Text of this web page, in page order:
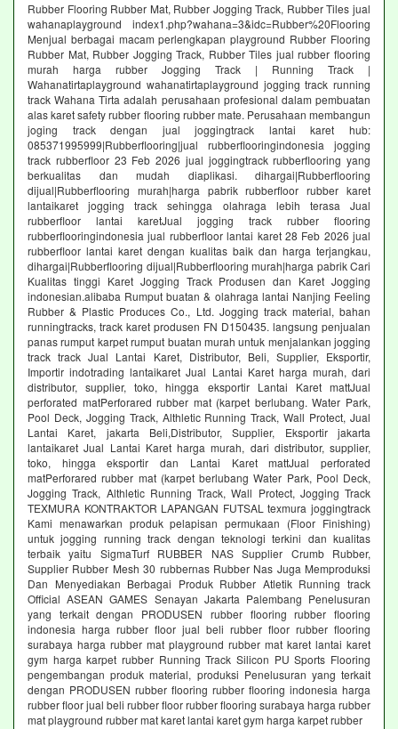
Rubber Flooring Rubber Mat, Rubber Jogging Track, Rubber Tiles jual
wahanaplayground index1.php?wahana=3&idc=Rubber%20Flooring
Menjual berbagai macam perlengkapan playground Rubber Flooring
Rubber Mat, Rubber Jogging Track, Rubber Tiles jual rubber flooring
murah harga rubber Jogging Track | Running Track |
Wahanatirtaplayground wahanatirtaplayground jogging track running
track Wahana Tirta adalah perusahaan profesional dalam pembuatan
alas karet safety rubber flooring rubber mate. Perusahaan membangun
joging track dengan jual joggingtrack lantai karet hub:
085371995999|Rubberflooring|jual rubberflooringindonesia jogging
track rubberfloor 23 Feb 2026 jual joggingtrack rubberflooring yang
berkualitas dan mudah diaplikasi. dihargai|Rubberflooring
dijual|Rubberflooring murah|harga pabrik rubberfloor rubber karet
lantaikaret jogging track sehingga olahraga lebih terasa Jual
rubberfloor lantai karetJual jogging track rubber flooring
rubberflooringindonesia jual rubberfloor lantai karet 28 Feb 2026 jual
rubberfloor lantai karet dengan kualitas baik dan harga terjangkau,
dihargai|Rubberflooring dijual|Rubberflooring murah|harga pabrik Cari
Kualitas tinggi Karet Jogging Track Produsen dan Karet Jogging
indonesian.alibaba Rumput buatan & olahraga lantai Nanjing Feeling
Rubber & Plastic Produces Co., Ltd. Jogging track material, bahan
runningtracks, track karet produsen FN D150435. langsung penjualan
panas rumput karpet rumput buatan murah untuk menjalankan jogging
track track Jual Lantai Karet, Distributor, Beli, Supplier, Eksportir,
Importir indotrading lantaikaret Jual Lantai Karet harga murah, dari
distributor, supplier, toko, hingga eksportir Lantai Karet mattJual
perforated matPerforared rubber mat (karpet berlubang. Water Park,
Pool Deck, Jogging Track, Althletic Running Track, Wall Protect, Jual
Lantai Karet, jakarta Beli,Distributor, Supplier, Eksportir jakarta
lantaikaret Jual Lantai Karet harga murah, dari distributor, supplier,
toko, hingga eksportir dan Lantai Karet mattJual perforated
matPerforared rubber mat (karpet berlubang Water Park, Pool Deck,
Jogging Track, Althletic Running Track, Wall Protect, Jogging Track
TEXMURA KONTRAKTOR LAPANGAN FUTSAL texmura joggingtrack
Kami menawarkan produk pelapisan permukaan (Floor Finishing)
untuk jogging running track dengan teknologi terkini dan kualitas
terbaik yaitu SigmaTurf RUBBER NAS Supplier Crumb Rubber,
Supplier Rubber Mesh 30 rubbernas Rubber Nas Juga Memproduksi
Dan Menyediakan Berbagai Produk Rubber Atletik Running track
Official ASEAN GAMES Senayan Jakarta Palembang Penelusuran
yang terkait dengan PRODUSEN rubber flooring rubber flooring
indonesia harga rubber floor jual beli rubber floor rubber flooring
surabaya harga rubber mat playground rubber mat karet lantai karet
gym harga karpet rubber Running Track Silicon PU Sports Flooring
pengembangan produk material, produksi Penelusuran yang terkait
dengan PRODUSEN rubber flooring rubber flooring indonesia harga
rubber floor jual beli rubber floor rubber flooring surabaya harga rubber
mat playground rubber mat karet lantai karet gym harga karpet rubber